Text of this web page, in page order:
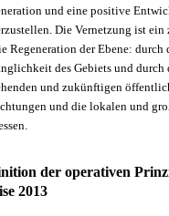
und eine positive
Die Vernetzung ist ein
Regeneration der Ebene: durch
des Gebiets und durch
und zukünftigen
und die lokalen und
der operativen
2013